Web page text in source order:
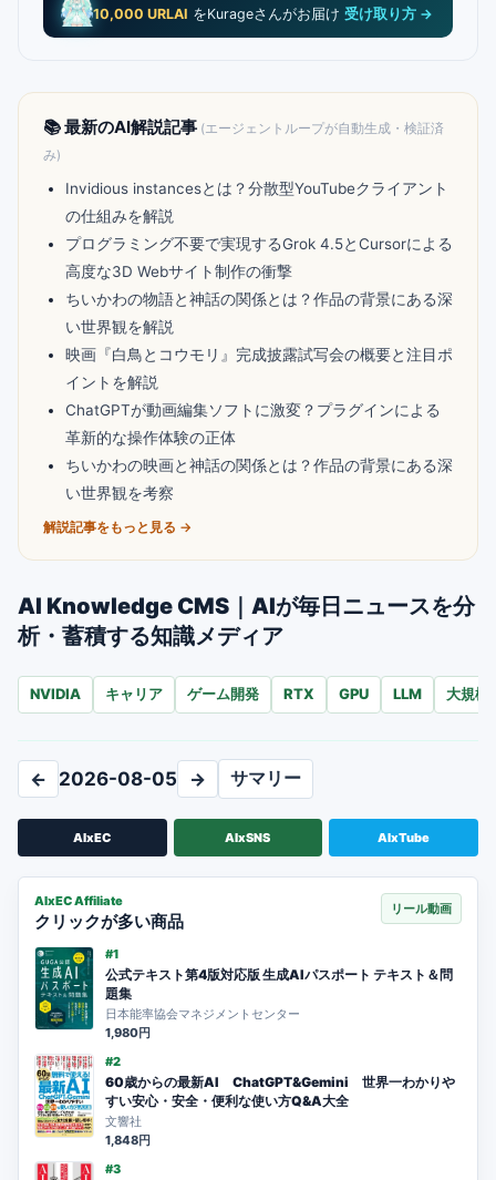
10,000 URLAI をKurageさんがお届け受け取り方 →
📚 最新のAI解説記事 (エージェントループが自動生成・検証済
み)
Invidious instancesとは？分散型YouTubeクライアント
の仕組みを解説
プログラミング不要で実現するGrok 4.5とCursorによる
高度な3D Webサイト制作の衝撃
ちいかわの物語と神話の関係とは？作品の背景にある深
い世界観を解説
映画『白鳥とコウモリ』完成披露試写会の概要と注目ポ
イントを解説
ChatGPTが動画編集ソフトに激変？プラグインによる
革新的な操作体験の正体
ちいかわの映画と神話の関係とは？作品の背景にある深
い世界観を考察
解説記事をもっと見る →
AI Knowledge CMS｜AIが毎日ニュースを分
析・蓄積する知識メディア
NVIDIA キャリア ゲーム開発 RTX GPU LLM 大規模
← 2026-08-05 → サマリー
AIxEC AIxSNS AIxTube
AIxEC Affiliate
クリックが多い商品
リール動画
#1
公式テキスト第4版対応版 生成AIパスポート テキスト＆問
題集
日本能率協会マネジメントセンター
1,980円
#2
60歳からの最新AI ChatGPT&Gemini 世界一わかりや
すい安心・安全・便利な使い方Q&A大全
文響社
1,848円
#3